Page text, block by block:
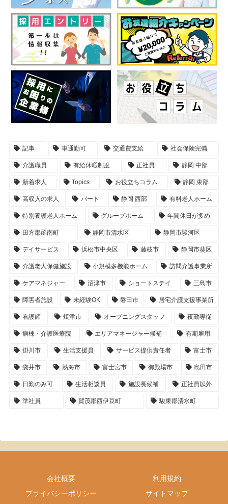
記事 車通勤可 交通費支給 社会保険完備
介護職員 有給休暇制度 正社員 静岡 中部
新着求人 Topics お役立ちコラム 静岡 東部
高収入の求人 パート 静岡 西部 有料老人ホーム
特別養護老人ホーム グループホーム 年間休日が多め
田方郡函南町 静岡市清水区 静岡市駿河区
デイサービス 浜松市中央区 藤枝市 静岡市葵区
介護老人保健施設 小規模多機能ホーム 訪問介護事業所
ケアマネジャー 沼津市 ショートステイ 三島市
障害者施設 未経験OK 磐田市 居宅介護支援事業所
看護師 焼津市 オープニングスタッフ 夜勤専従
病棟・介護医療院 エリアマネージャー候補 有期雇用
掛川市 生活支援員 サービス提供責任者 富士市
袋井市 熱海市 富士宮市 御殿場市 島田市
日勤のみ可 生活相談員 施設長候補 正社員以外
準社員 賀茂郡西伊豆町 駿東郡清水町
会社概要
利用規約
プライバシーポリシー
サイトマップ